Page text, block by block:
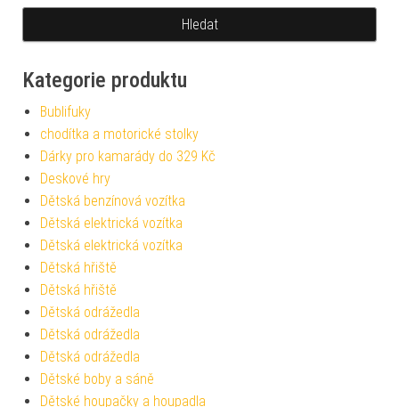
Kategorie produktu
Bublifuky
chodítka a motorické stolky
Dárky pro kamarády do 329 Kč
Deskové hry
Dětská benzínová vozítka
Dětská elektrická vozítka
Dětská elektrická vozítka
Dětská hřiště
Dětská hřiště
Dětská odrážedla
Dětská odrážedla
Dětská odrážedla
Dětské boby a sáně
Dětské houpačky a houpadla